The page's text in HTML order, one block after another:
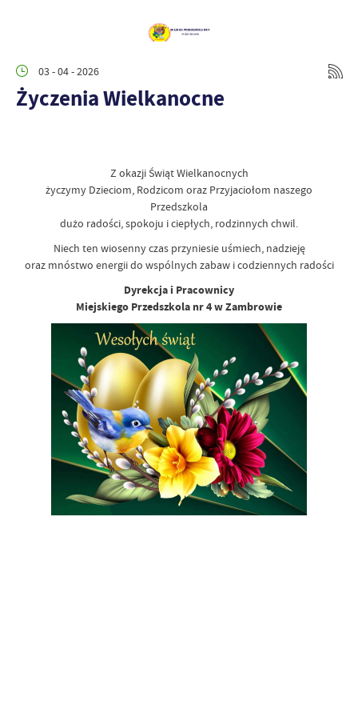
03 - 04 - 2026
Życzenia Wielkanocne
Z okazji Świąt Wielkanocnych
życzymy Dzieciom, Rodzicom oraz Przyjaciołom naszego
Przedszkola
dużo radości, spokoju i ciepłych, rodzinnych chwil.
Niech ten wiosenny czas przyniesie uśmiech, nadzieję
oraz mnóstwo energii do wspólnych zabaw i codziennych radości
Dyrekcja i Pracownicy
Miejskiego Przedszkola nr 4 w Zambrowie